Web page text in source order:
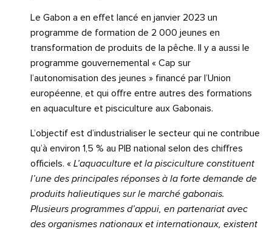
Le Gabon a en effet lancé en janvier 2023 un
programme de formation de 2 000 jeunes en
transformation de produits de la pêche. Il y a aussi le
programme gouvernemental « Cap sur
l’autonomisation des jeunes » financé par l’Union
européenne, et qui offre entre autres des formations
en aquaculture et pisciculture aux Gabonais.
L’objectif est d’industrialiser le secteur qui ne contribue
qu’à environ 1,5 % au PIB national selon des chiffres
officiels. « L’aquaculture et la pisciculture constituent
l’une des principales réponses à la forte demande de
produits halieutiques sur le marché gabonais.
Plusieurs programmes d’appui, en partenariat avec
des organismes nationaux et internationaux, existent